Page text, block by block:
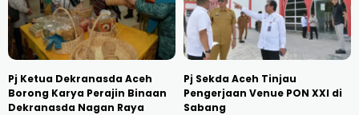
Pj Ketua Dekranasda Aceh
Borong Karya Perajin Binaan
Dekranasda Nagan Raya
Pj Sekda Aceh Tinjau
Pengerjaan Venue PON XXI di
Sabang